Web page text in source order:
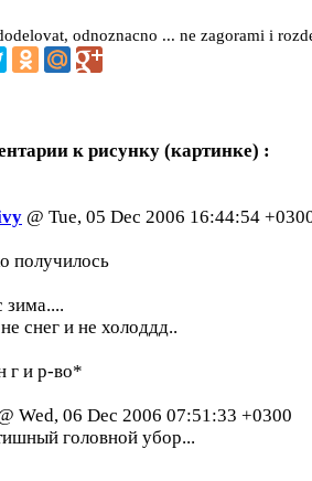
odnoznacno ... ne zagorami i
к рисунку (картинке) :
@ Tue, 05 Dec 2006 16:44:54
получилось
зима....
снег и не холоддд..
г и р-во*
Wed, 06 Dec 2006 07:51:33 +0300
головной убор...